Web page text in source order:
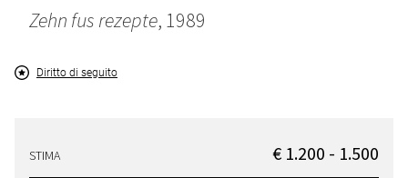
Zehn fus rezepte, 1989
Diritto di seguito
STIMA € 1.200 - 1.500